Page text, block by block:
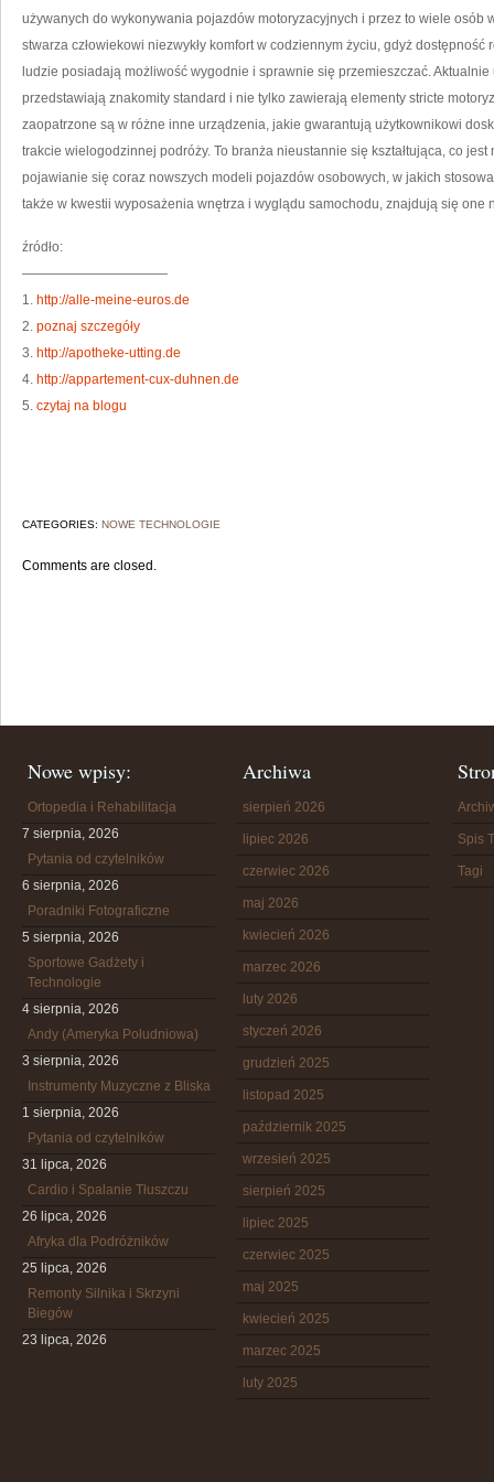
używanych do wykonywania pojazdów motoryzacyjnych i przez to wiele osób
stwarza człowiekowi niezwykły komfort w codziennym życiu, gdyż
ludzie posiadają możliwość wygodnie i sprawnie się przemieszczać.
przedstawiają znakomity standard i nie tylko zawierają elementy stricte
zaopatrzone są w różne inne urządzenia, jakie gwarantują użytkownikowi
trakcie wielogodzinnej podróży. To branża nieustannie się kształtująca, co
pojawianie się coraz nowszych modeli pojazdów osobowych, w jakich
także w kwestii wyposażenia wnętrza i wyglądu samochodu, znajdują się one
źródło:
———————————
1. http://alle-meine-euros.de
2. poznaj szczegóły
3. http://apotheke-utting.de
4. http://appartement-cux-duhnen.de
5. czytaj na blogu
CATEGORIES: NOWE TECHNOLOGIE
Comments are closed.
Nowe wpisy:
Ortopedia i Rehabilitacja
7 sierpnia, 2026
Pytania od czytelników
6 sierpnia, 2026
Poradniki Fotograficzne
5 sierpnia, 2026
Sportowe Gadżety i
Technologie
4 sierpnia, 2026
Andy (Ameryka Południowa)
3 sierpnia, 2026
Instrumenty Muzyczne z Bliska
1 sierpnia, 2026
Pytania od czytelników
31 lipca, 2026
Cardio i Spalanie Tłuszczu
26 lipca, 2026
Afryka dla Podróżników
25 lipca, 2026
Remonty Silnika i Skrzyni
Biegów
23 lipca, 2026
Archiwa
sierpień 2026
lipiec 2026
czerwiec 2026
maj 2026
kwiecień 2026
marzec 2026
luty 2026
styczeń 2026
grudzień 2025
listopad 2025
październik 2025
wrzesień 2025
sierpień 2025
lipiec 2025
czerwiec 2025
maj 2025
kwiecień 2025
marzec 2025
luty 2025
Spis
Tagi